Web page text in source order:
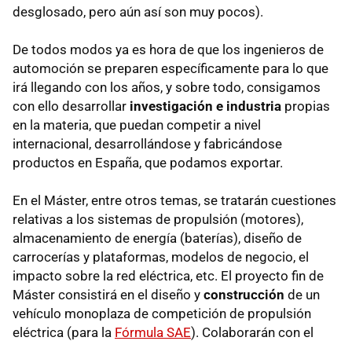
desglosado, pero aún así son muy pocos).
De todos modos ya es hora de que los ingenieros de
automoción se preparen específicamente para lo que
irá llegando con los años, y sobre todo, consigamos
con ello desarrollar investigación e industria propias
en la materia, que puedan competir a nivel
internacional, desarrollándose y fabricándose
productos en España, que podamos exportar.
En el Máster, entre otros temas, se tratarán cuestiones
relativas a los sistemas de propulsión (motores),
almacenamiento de energía (baterías), diseño de
carrocerías y plataformas, modelos de negocio, el
impacto sobre la red eléctrica, etc. El proyecto fin de
Máster consistirá en el diseño y construcción de un
vehículo monoplaza de competición de propulsión
eléctrica (para la Fórmula SAE). Colaborarán con el